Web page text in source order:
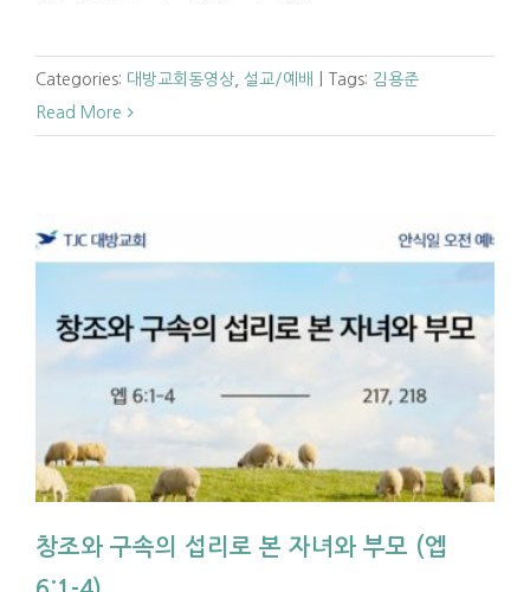
Categories: 대방교회동영상 설교/예배 Tags: 김용준
Read More
창조와 구속의 섭리로 본 자녀와 부모 (엡